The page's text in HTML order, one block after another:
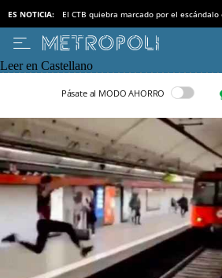
ES NOTICIA: El CTB quiebra marcado por el
Leer en Castellano
Pásate al MODO AHORRO